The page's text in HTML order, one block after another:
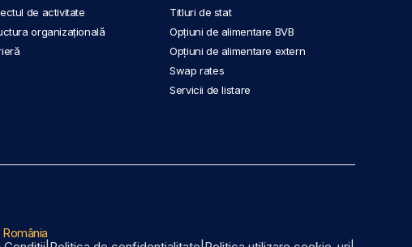
de activitate
organizațională
Titluri de stat
Opțiuni de alimentare BVB
Opțiuni de alimentare extern
Swap rates
Servicii de listare